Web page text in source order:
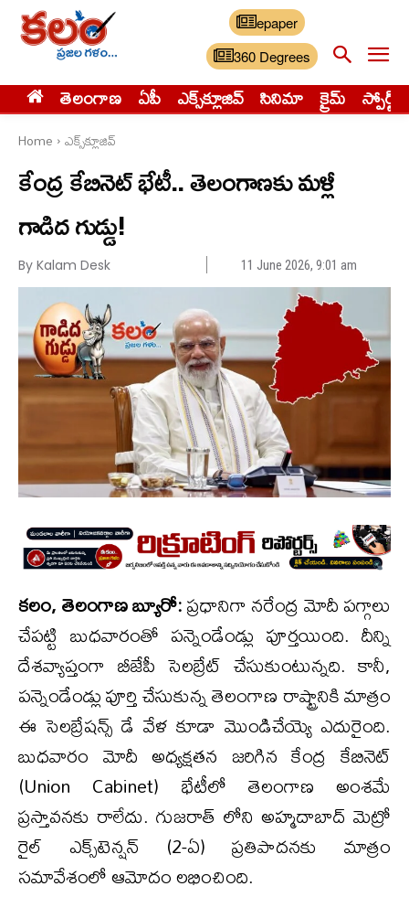
epaper
360 Degrees
తెలంగాణ ఏపీ ఎక్స్‌క్లూజివ్‌ సినిమా క్రైమ్ స్పోర్ట్స్
Home ఎక్స్‌క్లూజివ్‌
కేంద్ర కేబినెట్ భేటీ.. తెలంగాణకు మళ్లీ
గాడిద గుడ్డు!
By Kalam Desk 11 June 2026, 9:01 am
కలం, తెలంగాణ బ్యూరో:ప్రధానిగా నరేంద్ర మోదీ పగ్గాలు
చేపట్టి బుధవారంతో పన్నెండేండ్లు పూర్తయింది. దీన్ని
దేశవ్యాప్తంగా బీజేపీ సెలబ్రేట్ చేసుకుంటున్నది. కానీ,
పన్నెండేండ్లు పూర్తి చేసుకున్న తెలంగాణ రాష్ట్రానికి మాత్రం
ఈ సెలబ్రేషన్స్ డే వేళ కూడా మొండిచేయ్యె ఎదురైంది.
బుధవారం మోదీ అధ్యక్షతన జరిగిన కేంద్ర కేబినెట్
(Union Cabinet) భేటీలో తెలంగాణ అంశమే
ప్రస్తావనకు రాలేదు. గుజరాత్ లోని అహ్మదాబాద్ మెట్రో
రైల్ ఎక్స్‌టెన్షన్ (2-ఏ) ప్రతిపాదనకు మాత్రం
సమావేశంలో ఆమోదం లభించింది.